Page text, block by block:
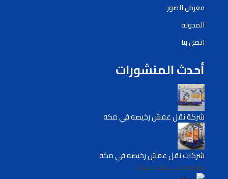
معرض الصور
المدونة
اتصل بنا
أحدث المنشورات
شركة نقل عفش رخيصه في مكه
شركات نقل عفش رخيصه في مكه
شركة نقل عفش بمكة